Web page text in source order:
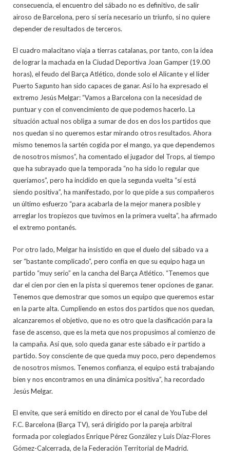
consecuencia, el encuentro del sábado no es definitivo, de salir
airoso de Barcelona, pero sí sería necesario un triunfo, si no quiere
depender de resultados de terceros.
El cuadro malacitano viaja a tierras catalanas, por tanto, con la idea
de lograr la machada en la Ciudad Deportiva Joan Gamper (19.00
horas), el feudo del Barça Atlético, donde solo el Alicante y el líder
Puerto Sagunto han sido capaces de ganar. Así lo ha expresado el
extremo Jesús Melgar: “Vamos a Barcelona con la necesidad de
puntuar y con el convencimiento de que podemos hacerlo. La
situación actual nos obliga a sumar de dos en dos los partidos que
nos quedan si no queremos estar mirando otros resultados. Ahora
mismo tenemos la sartén cogida por el mango, ya que dependemos
de nosotros mismos”, ha comentado el jugador del Trops, al tiempo
que ha subrayado que la temporada “no ha sido lo regular que
queríamos”, pero ha incidido en que la segunda vuelta “sí está
siendo positiva”, ha manifestado, por lo que pide a sus compañeros
un último esfuerzo “para acabarla de la mejor manera posible y
arreglar los tropiezos que tuvimos en la primera vuelta”, ha afirmado
el extremo pontanés.
Por otro lado, Melgar ha insistido en que el duelo del sábado va a
ser “bastante complicado”, pero confía en que su equipo haga un
partido “muy serio” en la cancha del Barça Atlético. “Tenemos que
dar el cien por cien en la pista si queremos tener opciones de ganar.
Tenemos que demostrar que somos un equipo que queremos estar
en la parte alta. Cumpliendo en estos dos partidos que nos quedan,
alcanzaremos el objetivo, que no es otro que la clasificación para la
fase de ascenso, que es la meta que nos propusimos al comienzo de
la campaña. Así que, solo queda ganar este sábado e ir partido a
partido. Soy consciente de que queda muy poco, pero dependemos
de nosotros mismos. Tenemos confianza, el equipo está trabajando
bien y nos encontramos en una dinámica positiva”, ha recordado
Jesús Melgar.
El envite, que será emitido en directo por el canal de YouTube del
F.C. Barcelona (Barça TV), será dirigido por la pareja arbitral
formada por colegiados Enrique Pérez González y Luis Díaz-Flores
Gómez-Calcerrada, de la Federación Territorial de Madrid.